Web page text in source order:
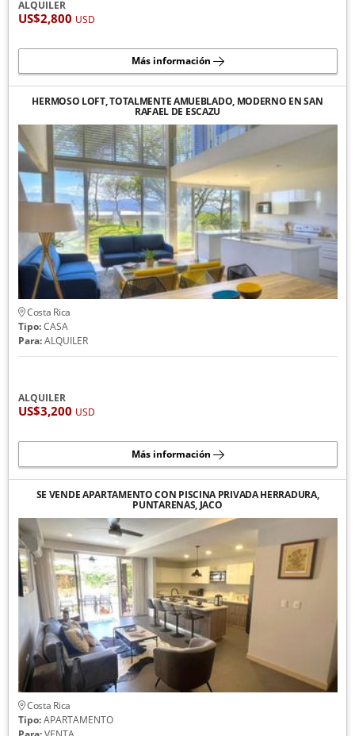
ALQUILER
US$2,800 USD
Más información
HERMOSO LOFT, TOTALMENTE AMUEBLADO, MODERNO EN SAN
RAFAEL DE ESCAZU
Costa Rica
Tipo:CASA
Para:ALQUILER
ALQUILER
US$3,200 USD
Más información
SE VENDE APARTAMENTO CON PISCINA PRIVADA HERRADURA,
PUNTARENAS, JACO
Costa Rica
Tipo:APARTAMENTO